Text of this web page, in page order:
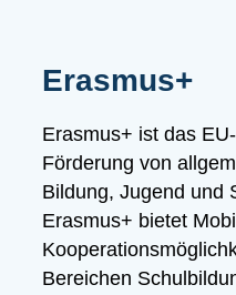
Erasmus+
Erasmus+ ist das
Förderung von
Bildung, Jugend und
Erasmus+ bietet
Bereichen